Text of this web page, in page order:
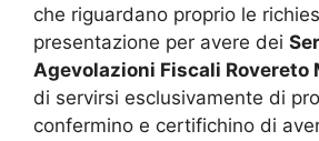
che riguardano proprio le
presentazione per avere dei
Agevolazioni Fiscali Rovereto
di servirsi esclusivamente di
confermino e certifichino di